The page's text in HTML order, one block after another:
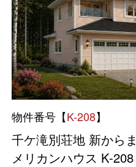
物件番号【K-208】
千ケ滝別荘地 新から
メリカンハウス K-